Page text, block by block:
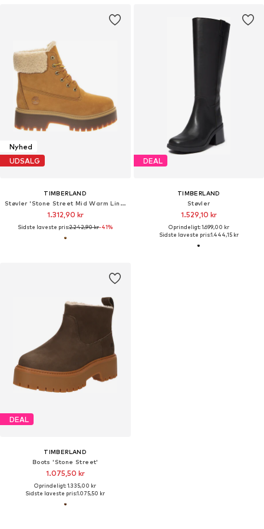
Nyhed
UDSALG
TIMBERLAND
Støvler 'Stone Street Mid Warm Lined Waterproof Boot -- Women's Warm-Lined Waterproof Mid Boots Wheat Nubuck'
1.312,90 kr
Sidste laveste pris:2.242,90 kr-41%
DEAL
TIMBERLAND
Støvler
1.529,10 kr
Oprindeligt: 1.699,00 kr
Sidste laveste pris:1.444,15 kr
DEAL
TIMBERLAND
Boots 'Stone Street'
1.075,50 kr
Oprindeligt: 1.335,00 kr
Sidste laveste pris:1.075,50 kr